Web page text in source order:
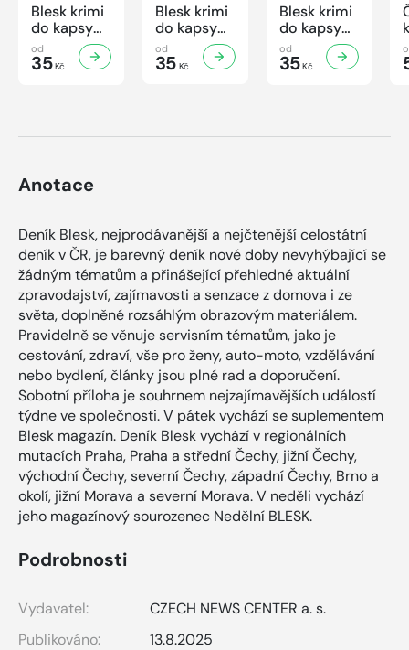
Blesk krimi
do kapsy
č.7/2026
od
35Kč
Blesk krimi
do kapsy
č.6/2026
od
35Kč
Blesk krimi
do kapsy
č.5/2026
od
35Kč
Anotace
Deník Blesk, nejprodávanější a nejčtenější celostátní
deník v ČR, je barevný deník nové doby nevyhýbající se
žádným tématům a přinášející přehledné aktuální
zpravodajství, zajímavosti a senzace z domova i ze
světa, doplněné rozsáhlým obrazovým materiálem.
Pravidelně se věnuje servisním tématům, jako je
cestování, zdraví, vše pro ženy, auto-moto, vzdělávání
nebo bydlení, články jsou plné rad a doporučení.
Sobotní příloha je souhrnem nejzajímavějších událostí
týdne ve společnosti. V pátek vychází se suplementem
Blesk magazín. Deník Blesk vychází v regionálních
mutacích Praha, Praha a střední Čechy, jižní Čechy,
východní Čechy, severní Čechy, západní Čechy, Brno a
okolí, jižní Morava a severní Morava. V neděli vychází
jeho magazínový sourozenec Nedělní BLESK.
Podrobnosti
Vydavatel:
CZECH NEWS CENTER a. s.
Publikováno:
13.8.2025